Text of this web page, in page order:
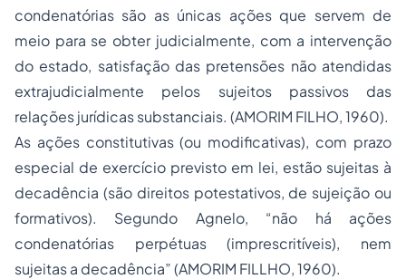
condenatórias são as únicas ações que servem de
meio para se obter judicialmente, com a intervenção
do estado, satisfação das pretensões não atendidas
extrajudicialmente pelos sujeitos passivos das
relações jurídicas substanciais. (AMORIM FILHO, 1960).
As ações constitutivas (ou modificativas), com prazo
especial de exercício previsto em lei, estão sujeitas à
decadência (são direitos potestativos, de sujeição ou
formativos). Segundo Agnelo, “não há ações
condenatórias perpétuas (imprescritíveis), nem
sujeitas a decadência” (AMORIM FILLHO, 1960).